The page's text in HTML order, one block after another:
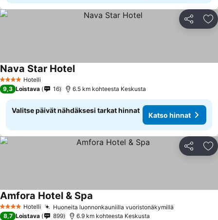
Jaa
4 Tähtiluokitus
Hotelli
Nava Star HotelKatso hinnat
9,3 Loistava 16 6.5 km kohteesta Keskusta
Valitse päivät nähdäksesi tarkat hinnat
Katso hinnat
Jaa
4 Tähtiluokitus
Hotelli Huoneita luonnonkauniilla vuoristonäkymillä
Amfora Hotel & Spa
8,7 Loistava 899 6.9 km kohteesta Keskusta